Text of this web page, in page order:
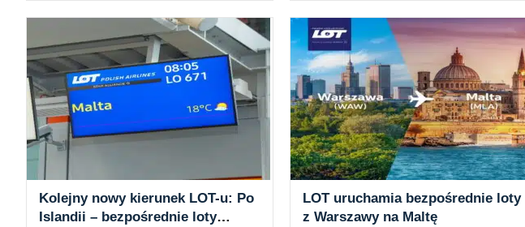
Kolejny nowy kierunek LOT-u: Po
Islandii – bezpośrednie loty
LOT uruchamia bezpośrednie loty
z Warszawy na Maltę